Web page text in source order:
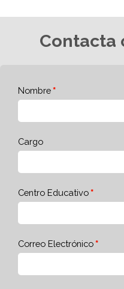
Contacta
Nombre
Cargo
Centro Educativo
Correo Electrónico